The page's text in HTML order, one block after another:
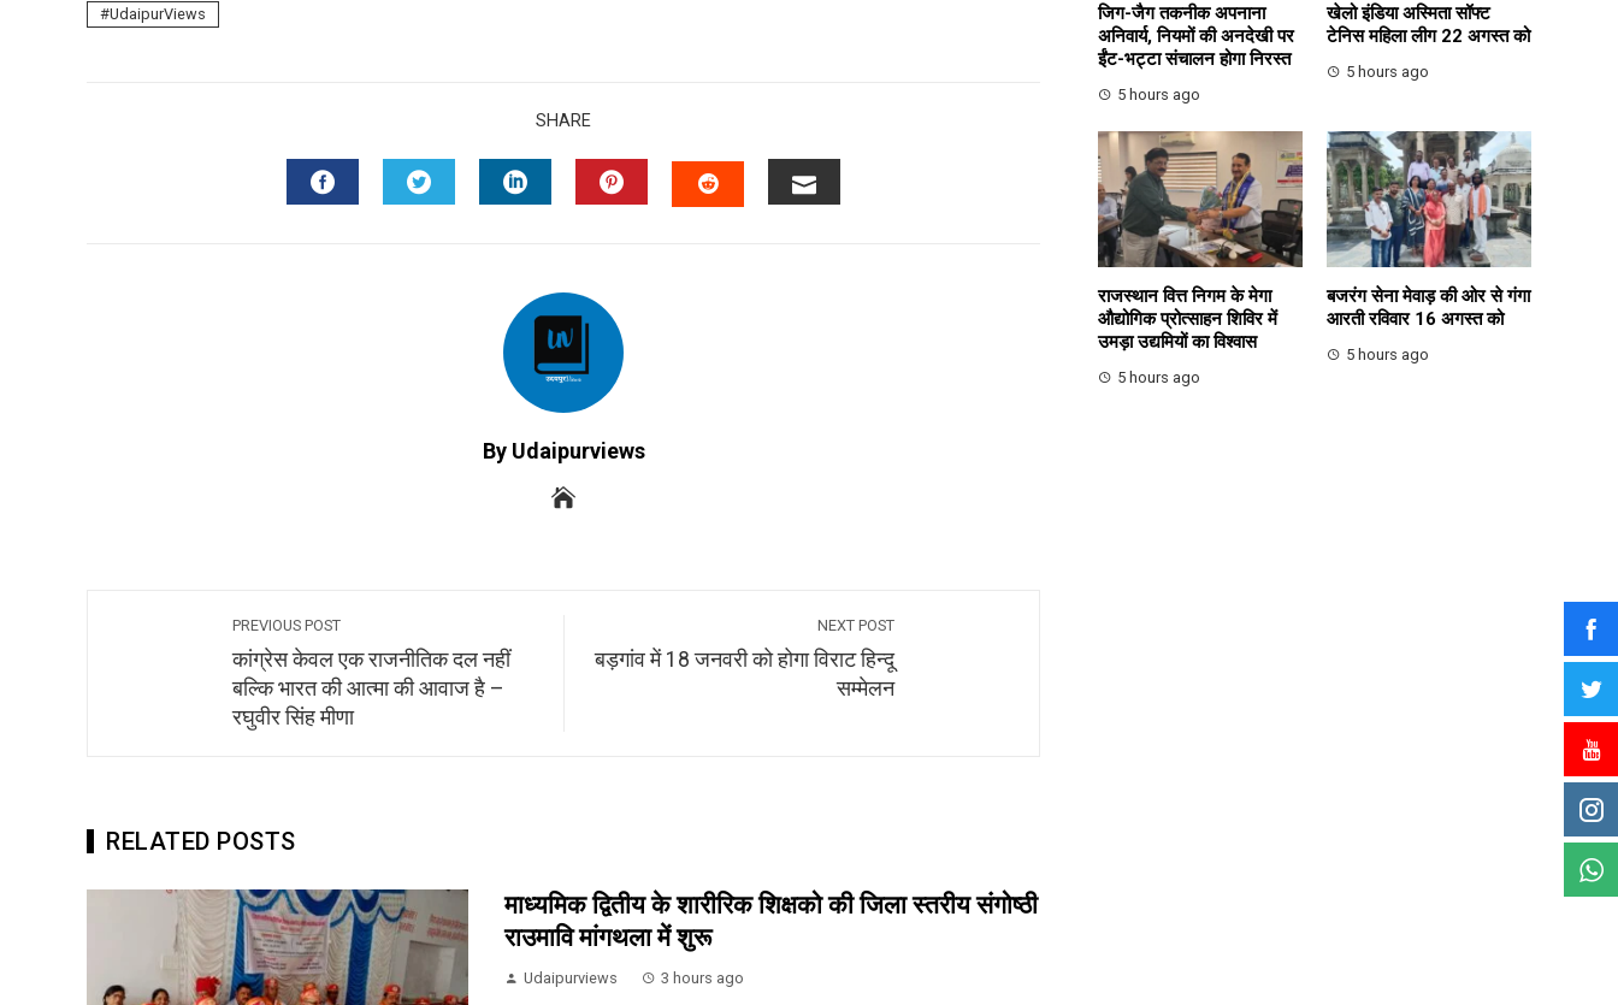
UdaipurViews
SHARE
By Udaipurviews
PREVIOUS POST
कांग्रेस केवल एक राजनीतिक दल नहीं
बल्कि भारत की आत्मा की आवाज है –
रघुवीर सिंह मीणा
NEXT POST
बड़गांव में 18 जनवरी को होगा विराट हिन्दू
सम्मेलन
RELATED POSTS
माध्यमिक द्वितीय के शारीरिक शिक्षको की जिला स्तरीय संगोष्ठी
राउमावि मांगथला में शुरू
Udaipurviews 3 hours ago
जिग-जैग तकनीक अपनाना
अनिवार्य, नियमों की अनदेखी पर
ईंट-भट्टा संचालन होगा निरस्त
5 hours ago
खेलो इंडिया अस्मिता सॉफ्ट
टेनिस महिला लीग 22 अगस्त को
5 hours ago
राजस्थान वित्त निगम के मेगा
औद्योगिक प्रोत्साहन शिविर में
उमड़ा उद्यमियों का विश्वास
5 hours ago
बजरंग सेना मेवाड़ की ओर से गंगा
आरती रविवार 16 अगस्त को
5 hours ago